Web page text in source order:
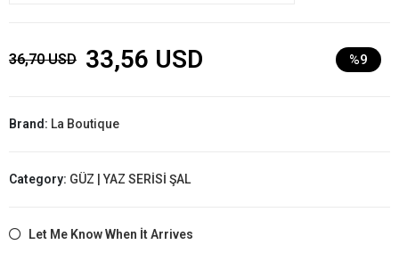
36,70 USD 33,56 USD %9
Brand: La Boutique
Category: GÜZ | YAZ SERİSİ ŞAL
Let Me Know When İt Arrives